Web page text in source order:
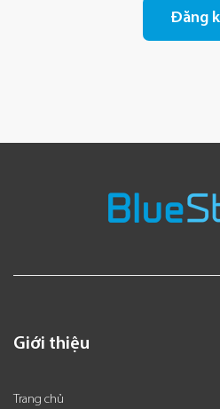
Giới thiệu
Trang chủ